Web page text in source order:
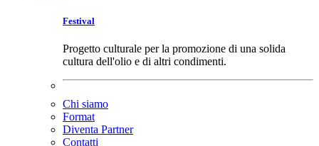
Festival
Progetto culturale per la promozione di una solida
cultura dell'olio e di altri condimenti.
Chi siamo
Format
Diventa Partner
Contatti